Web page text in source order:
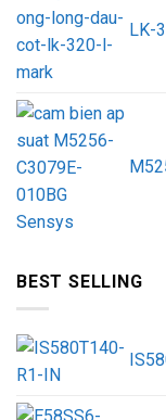
LK-
BEST SELLING